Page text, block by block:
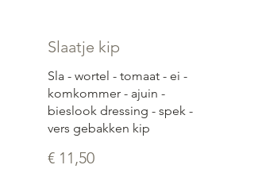
Slaatje kip
Sla - wortel - tomaat - ei -
komkommer - ajuin -
bieslook dressing - spek -
vers gebakken kip
€ 11,50